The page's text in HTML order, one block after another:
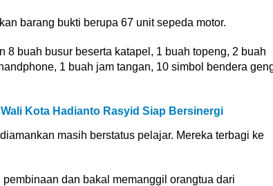
barang bukti berupa 67 unit sepeda motor.
buah busur beserta katapel, 1 buah topeng, 2 buah
1 buah jam tangan, 10 simbol bendera
Kota Hadianto Rasyid Siap Bersinergi
masih berstatus pelajar. Mereka terbagi ke
pembinaan dan bakal memanggil orangtua dari